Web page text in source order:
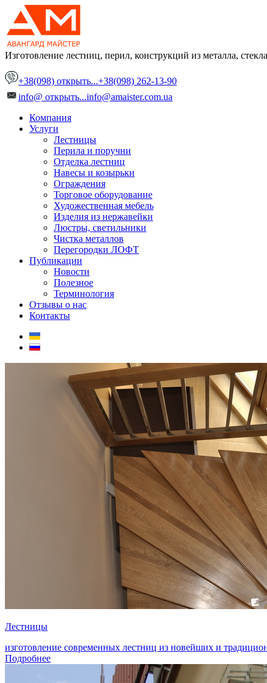
Изготовление лестниц, перил, конструкций из металла,
+38(098) открыть...+38(098) 262-13-90
info@ открыть...info@amaister.com.ua
Компания
Услуги
Лестницы
Перила и поручни
Отделка лестниц
Навесы и козырьки
Ограждения
Торговое оборудование
Художественная мебель
Изделия из нержавейки
Люстры, светильники
Чистка металлов
Перегородки ЛОФТ
Публикации
Новости
Полезное
Терминология
Отзывы о нас
Контакты
Лестницы
изготовление современных лестниц из новейших и
Подробнее